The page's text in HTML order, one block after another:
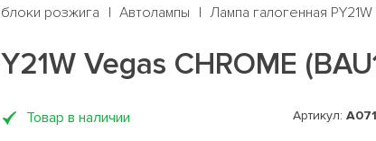
розжига Автолампы Лампа галогенная
Vegas CHROME
Товар в наличии Артикул: